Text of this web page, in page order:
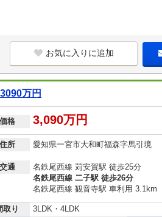
お気に入りに追加
万円
価格 3,090万円
住所 愛知県一宮市大和町福森字馬引境
交通
名鉄尾西線 苅安賀駅 徒歩25分
名鉄尾西線 二子駅 徒歩26分
名鉄尾西線 観音寺駅 車利用 3.1km
取り
3LDK・4LDK